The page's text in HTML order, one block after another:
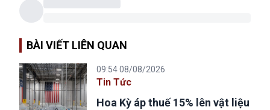
BÀI VIẾT LIÊN QUAN
09:54 08/08/2026
Tin Tức
Hoa Kỳ áp thuế 15% lên vật liệu